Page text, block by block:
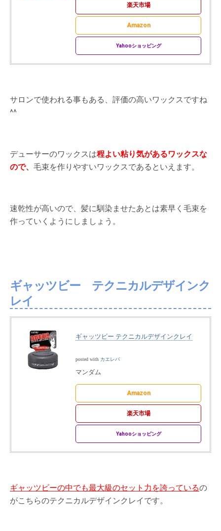
楽天市場
Amazon
Yahooショッピング
サロンで使われる事もある、評価の高いワックスですね
^^
デューサーのワックスは程よい粘り気があるワックスな
ので、 毛束を作りやすいワックスであるといえます。
速乾性が高いので、髪に馴染ませたあとは素早く毛束を
作っていくようにしましょう。
ギャッツビー テクニカルデザインク
レイ
ギャッツビー テクニカルデザインクレイ
posted with カエレバ
マンダム
Amazon
楽天市場
Yahooショッピング
ギャッツビーの中でも最大級のセット力を誇っているの
がこちらのテクニカルデザインクレイです。